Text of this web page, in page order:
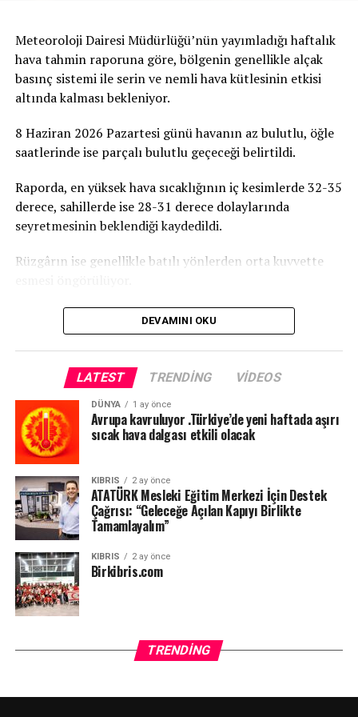
Meteoroloji Dairesi Müdürlüğü’nün yayımladığı haftalık
hava tahmin raporuna göre, bölgenin genellikle alçak
basınç sistemi ile serin ve nemli hava kütlesinin etkisi
altında kalması bekleniyor.
8 Haziran 2026 Pazartesi günü havanın az bulutlu, öğle
saatlerinde ise parçalı bulutlu geçeceği belirtildi.
Raporda, en yüksek hava sıcaklığının iç kesimlerde 32-35
derece, sahillerde ise 28-31 derece dolaylarında
seyretmesinin beklendiği kaydedildi.
Rüzgârın ise genellikle batılı yönlerden orta kuvvette
DEVAMINI OKU
LATEST TRENDING VIDEOS
DÜNYA 1 ay önce
Avrupa kavruluyor .Türkiye’de yeni haftada aşırı
sıcak hava dalgası etkili olacak
KIBRIS 2 ay önce
ATATÜRK Mesleki Eğitim Merkezi İçin Destek
Çağrısı: “Geleceğe Açılan Kapıyı Birlikte
Tamamlayalım”
KIBRIS 2 ay önce
Birkibris.com
TRENDING